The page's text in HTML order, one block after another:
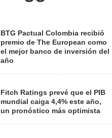
BTG Pactual Colombia recibió
premio de The European como
el mejor banco de inversión del
año
Fitch Ratings prevé que el PIB
mundial caiga 4,4% este año,
un pronóstico más optimista